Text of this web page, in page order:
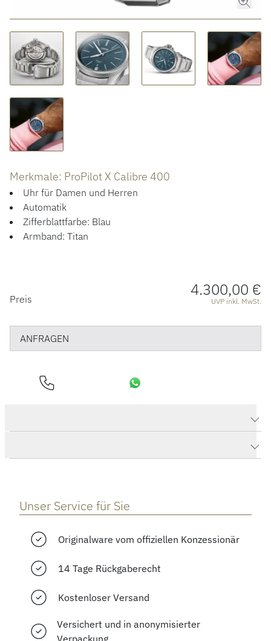
HOCHZEIT
ACCESSOIRES
ÜBER UNS
Merkmale: ProPilot X Calibre 400
Uhr für Damen und Herren
Automatik
Zifferblattfarbe: Blau
Armband: Titan
PREISINFORMATIONEN
Preis 4.300,00 €
UVP inkl. MwSt.
ANFRAGEN
Unser Service für Sie
Originalware vom offiziellen Konzessionär
14 Tage Rückgaberecht
Kostenloser Versand
Versichert und in anonymisierter
Verpackung